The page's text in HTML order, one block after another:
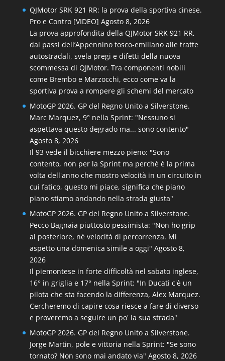
QJMotor SRK 921 RR: la prova della sportiva cinese.
Pro e Contro [VIDEO] Agosto 8, 2026
La prova approfondita della QJMotor SRK 921 RR,
dai passi dell’Appennino tosco-emiliano alle tratte
autostradali, svela pregi e difetti della nuova
scommessa di QJMotor. Tra componenti nobili
come Brembo e Marzocchi, ecco come va la
sportiva prova a rompere gli schemi del mercato
MotoGP 2026. GP del Regno Unito a Silverstone.
Marc Marquez, 9° nella Sprint: "Nessuno si
aspettava questo degrado ma... sono contento"
Agosto 8, 2026
Il 93 vede il bicchiere mezzo pieno: "Sono
contento, non per la Sprint ma perchè è la prima
volta dell'anno che mostro velocità in un circuito in
cui fatico, questo mi piace, significa che piano
piano stiamo andando nella strada giusta"
MotoGP 2026. GP del Regno Unito a Silverstone.
Pecco Bagnaia piuttosto pessimista: "Non ho grip
al posteriore, né velocità di percorrenza. Mi
aspetto una domenica simile a oggi" Agosto 8,
2026
Il piemontese in forte difficoltà nel sabato inglese,
16° in griglia e 17° nella Sprint: "In Ducati c'è un
pilota che sta facendo la differenza, Alex Marquez.
Cercheremo di capire cosa riesce a fare di diverso
e proveremo a seguire un po' la sua strada"
MotoGP 2026. GP del Regno Unito a Silverstone.
Jorge Martin, pole e vittoria nella Sprint: "Se sono
tornato? Non sono mai andato via" Agosto 8, 2026